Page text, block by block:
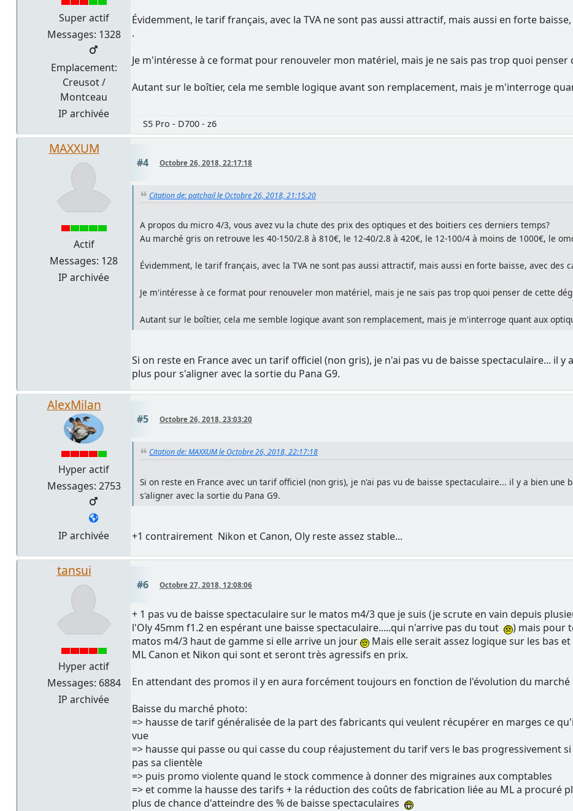
Super actif
Messages: 1328
Emplacement:
Creusot /
Montceau
IP archivée
Évidemment, le tarif français, avec la TVA ne sont pas aussi attractif, mais aussi en forte
.
Je m'intéresse à ce format pour renouveler mon matériel, mais je ne sais pas trop quoi
Autant sur le boîtier, cela me semble logique avant son remplacement, mais je m'interroge
S5 Pro - D700 - z6
MAXXUM
Actif
Messages: 128
IP archivée
#4 Octobre 26, 2018, 22:17:18
Citation de: patchail le Octobre 26, 2018, 21:15:20
A propos du micro 4/3, vous avez vu la chute des prix des optiques et des boitiers ces derniers temps?
Au marché gris on retrouve les 40-150/2.8 à 810€, le 12-40/2.8 à 420€, le 12-100/4 à moins de 1000€, le
Évidemment, le tarif français, avec la TVA ne sont pas aussi attractif, mais aussi en forte baisse, avec des
Je m'intéresse à ce format pour renouveler mon matériel, mais je ne sais pas trop quoi penser de cette
Autant sur le boîtier, cela me semble logique avant son remplacement, mais je m'interroge quant aux
Si on reste en France avec un tarif officiel (non gris), je n'ai pas vu de baisse spectaculaire... il
plus pour s'aligner avec la sortie du Pana G9.
AlexMilan
Hyper actif
Messages: 2753
IP archivée
#5 Octobre 26, 2018, 23:03:20
Citation de: MAXXUM le Octobre 26, 2018, 22:17:18
Si on reste en France avec un tarif officiel (non gris), je n'ai pas vu de baisse spectaculaire... il y a bien une
s'aligner avec la sortie du Pana G9.
+1 contrairement Nikon et Canon, Oly reste assez stable...
tansui
Hyper actif
Messages: 6884
IP archivée
#6 Octobre 27, 2018, 12:08:06
+ 1 pas vu de baisse spectaculaire sur le matos m4/3 que je suis (je scrute en vain depuis
l'Oly 45mm f1.2 en espérant une baisse spectaculaire.....qui n'arrive pas du tout
) mais pour
matos m4/3 haut de gamme si elle arrive un jour
Mais elle serait assez logique sur les bas
ML Canon et Nikon qui sont et seront très agressifs en prix.
En attendant des promos il y en aura forcément toujours en fonction de l'évolution du
Baisse du marché photo:
=> hausse de tarif généralisée de la part des fabricants qui veulent récupérer en marges ce
vue
=> hausse qui passe ou qui casse du coup réajustement du tarif vers le bas progressivement
pas sa clientèle
=> puis promo violente quand le stock commence à donner des migraines aux comptables
=> et comme la hausse des tarifs + la réduction des coûts de fabrication liée au ML a procuré
plus de chance d'atteindre des % de baisse spectaculaires